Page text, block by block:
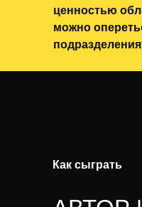
ценностью
можно
Как сыграть